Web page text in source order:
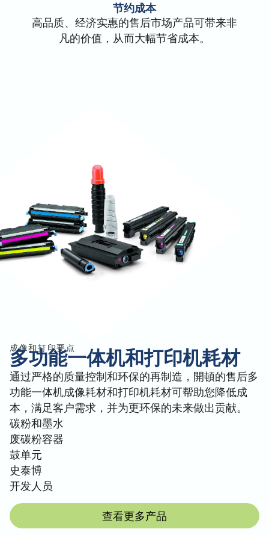
节约成本
高品质、经济实惠的售后市场产品可带来非
凡的价值，从而大幅节省成本。
成像和打印要点
多功能一体机和打印机耗材
通过严格的质量控制和环保的再制造，開頓的售后多
功能一体机成像耗材和打印机耗材可帮助您降低成
本，满足客户需求，并为更环保的未来做出贡献。
碳粉和墨水
废碳粉容器
鼓单元
史泰博
开发人员
查看更多产品